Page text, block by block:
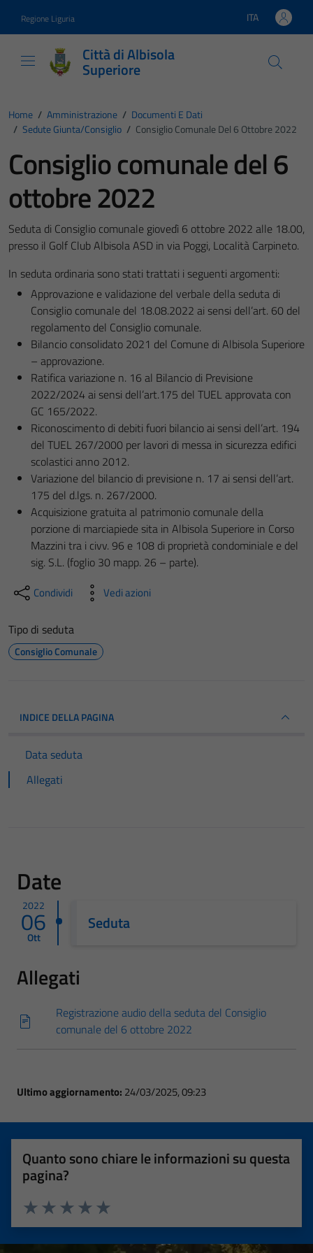
Regione Liguria Lingua attiva:
ITA
Città di Albisola
Superiore
Home / Amministrazione / Documenti E Dati
/ Sedute Giunta/consiglio / Consiglio Comunale Del 6 Ottobre 2022
Consiglio comunale del 6
ottobre 2022
Seduta di Consiglio comunale giovedì 6 ottobre 2022 alle 18.00,
presso il Golf Club Albisola ASD in via Poggi, Località Carpineto.
In seduta ordinaria sono stati trattati i seguenti argomenti:
Approvazione e validazione del verbale della seduta di
Consiglio comunale del 18.08.2022 ai sensi dell’art. 60 del
regolamento del Consiglio comunale.
Bilancio consolidato 2021 del Comune di Albisola Superiore
– approvazione.
Ratifica variazione n. 16 al Bilancio di Previsione
2022/2024 ai sensi dell’art.175 del TUEL approvata con
GC 165/2022.
Riconoscimento di debiti fuori bilancio ai sensi dell’art. 194
del TUEL 267/2000 per lavori di messa in sicurezza edifici
scolastici anno 2012.
Variazione del bilancio di previsione n. 17 ai sensi dell’art.
175 del d.lgs. n. 267/2000.
Acquisizione gratuita al patrimonio comunale della
porzione di marciapiede sita in Albisola Superiore in Corso
Mazzini tra i civv. 96 e 108 di proprietà condominiale e del
sig. S.L. (foglio 30 mapp. 26 – parte).
Condividi Vedi azioni
Tipo di seduta
Consiglio Comunale
INDICE DELLA PAGINA
Data seduta
Allegati
Date
2022
06
Ott
Seduta
Allegati
Registrazione audio della seduta del Consiglio
comunale del 6 ottobre 2022
Ultimo aggiornamento: 24/03/2025, 09:23
Quanto sono chiare le informazioni su questa
pagina?
Valuta 5 stelle su 5
Valuta 4 stelle su 5
Valuta 3 stelle su 5
Valuta 2 stelle su 5
Valuta 1 stelle su 5